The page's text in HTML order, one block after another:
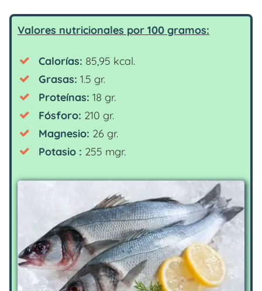
Valores nutricionales por 100 gramos:
Calorías: 85,95 kcal.
Grasas: 1.5 gr.
Proteínas: 18 gr.
Fósforo: 210 gr.
Magnesio: 26 gr.
Potasio : 255 mgr.